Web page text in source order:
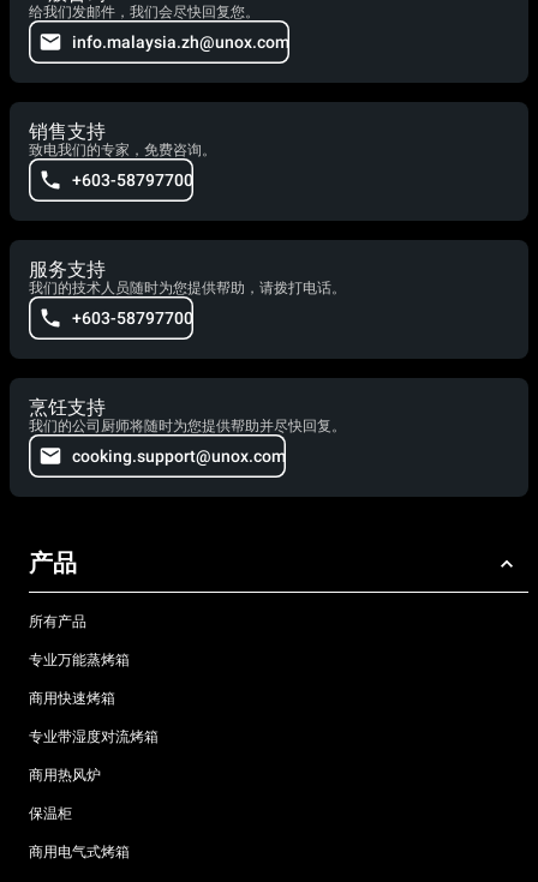
给我们发邮件，我们会尽快回复您。
info.malaysia.zh@unox.com
销售支持
致电我们的专家，免费咨询。
+603-58797700
服务支持
我们的技术人员随时为您提供帮助，请拨打电话。
+603-58797700
烹饪支持
我们的公司厨师将随时为您提供帮助并尽快回复。
cooking.support@unox.com
产品
所有产品
专业万能蒸烤箱
商用快速烤箱
专业带湿度对流烤箱
商用热风炉
保温柜
商用电气式烤箱